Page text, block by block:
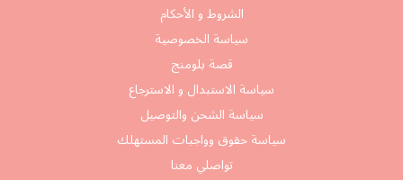
الشروط و الأحكام
سياسة الخصوصية
قصة بلومنج
سياسة الاستبدال و الاسترجاع
سياسة الشحن والتوصيل
سياسة حقوق وواجبات المستهلك
تواصلي معنا